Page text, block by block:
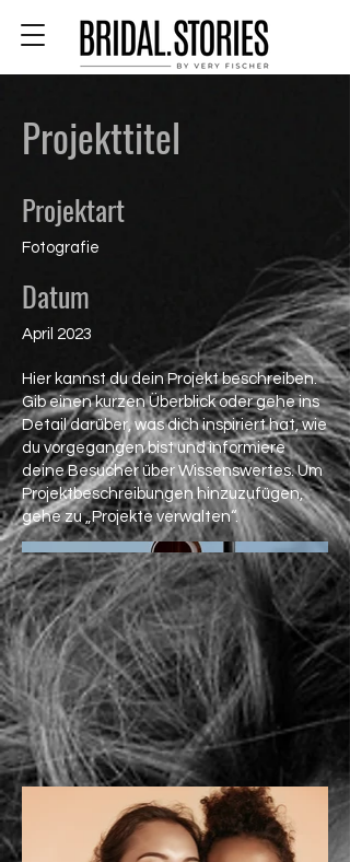
Projekttitel
Projektart
Fotografie
Datum
April 2023
Hier kannst du dein Projekt beschreiben.
Gib einen kurzen Überblick oder gehe ins
Detail darüber, was dich inspiriert hat, wie
du vorgegangen bist und informiere
deine Besucher über Wissenswertes. Um
Projektbeschreibungen hinzuzufügen,
gehe zu „Projekte verwalten“.